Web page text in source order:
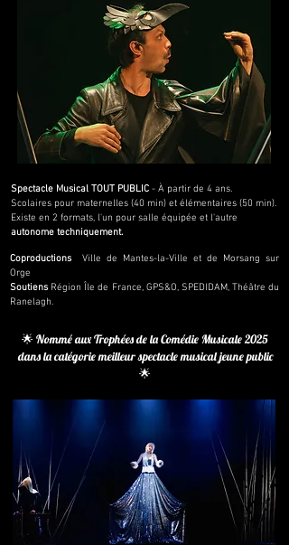
Spectacle Musical TOUT PUBLIC - À partir de 4 ans.
Scolaires pour maternelles (40 min) et élémentaires (50 min).
Existe en 2 formats, l'un pour salle équipée et l'autre
autonome techniquement.
Coproductions Ville de Mantes-la-Ville et de Morsang sur
Orge
Soutiens Région Île de France, GPS&O, SPEDIDAM, Théâtre du
Ranelagh.
🌟 Nommé aux Trophées de la Comédie Musicale 2025
dans la catégorie meilleur spectacle musical jeune public
🌟